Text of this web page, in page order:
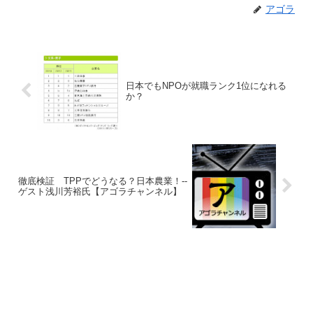
アゴラ
日本でもNPOが就職ランク1位になれる
か？
徹底検証 TPPでどうなる？日本農業！--
ゲスト浅川芳裕氏【アゴラチャンネル】